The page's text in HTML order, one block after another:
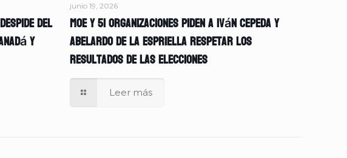
del
y
junio 19, 2026
MOE y 51 organizaciones piden a Iván Cepeda y
Abelardo de la Espriella respetar los
resultados de las elecciones
Leer más